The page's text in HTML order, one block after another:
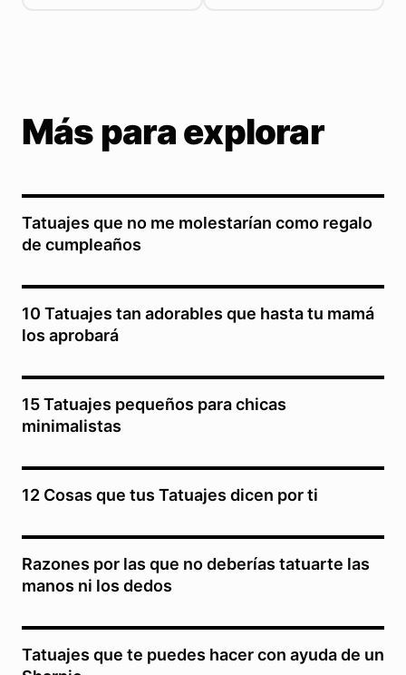
Más para explorar
Tatuajes que no me molestarían como regalo
de cumpleaños
10 Tatuajes tan adorables que hasta tu mamá
los aprobará
15 Tatuajes pequeños para chicas
minimalistas
12 Cosas que tus Tatuajes dicen por ti
Razones por las que no deberías tatuarte las
manos ni los dedos
Tatuajes que te puedes hacer con ayuda de un